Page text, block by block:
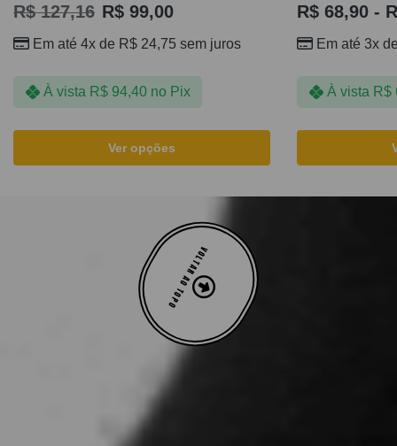
R$127,16 R$ 99,00
Em até 4x de R$ 24,75 sem juros
À vista R$94,40 no Pix
Ver opções
R$ 68,90 -
Em até 3x
À vista R$
VOLTAR AO TOPO